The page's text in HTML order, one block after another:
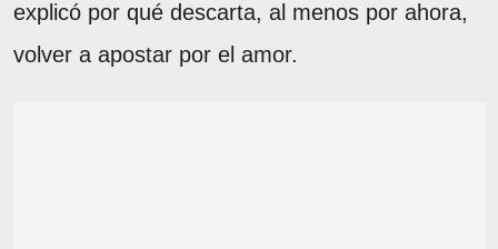
explicó por qué descarta, al menos por ahora,
volver a apostar por el amor.